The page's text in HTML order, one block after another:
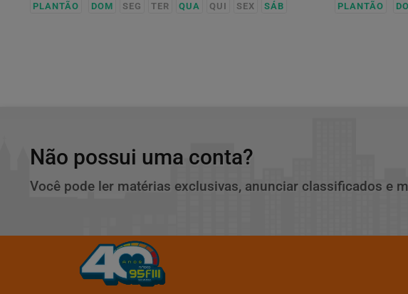
PLANTÃO DOM SEG TER QUA QUI SEX SÁB PLANTÃO
Não possui uma conta?
Você pode ler matérias exclusivas, anunciar classificados e